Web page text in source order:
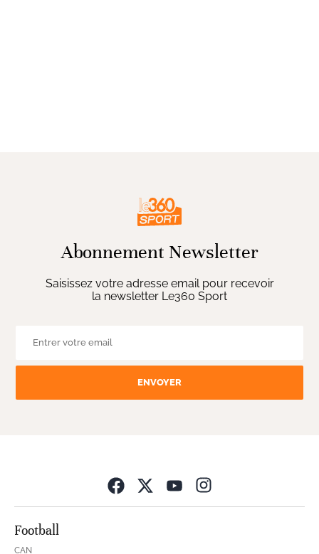
Abonnement Newsletter
Saisissez votre adresse email pour recevoir
la newsletter Le360 Sport
ENVOYER
Football
CAN